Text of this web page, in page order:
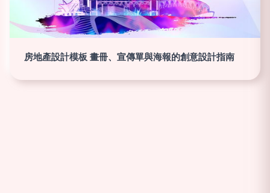
房地產設計模板 畫冊、宣傳單與海報的創意設計指南